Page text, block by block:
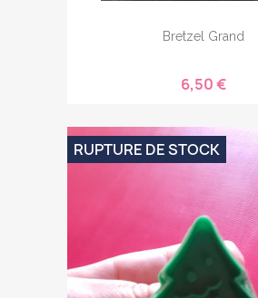
Bretzel Grand
6,50 €
RUPTURE DE STOCK